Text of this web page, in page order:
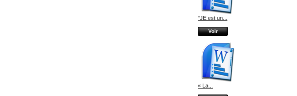
"JE est un...
Voir
« La...